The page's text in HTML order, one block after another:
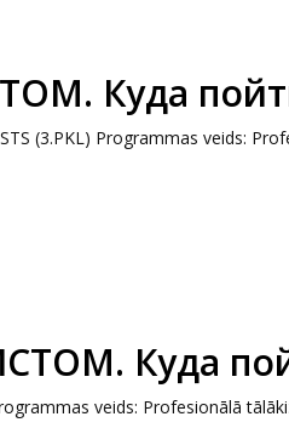
Куда
(3.PKL) Programmas veids:
Куда
veids: Profesionālā